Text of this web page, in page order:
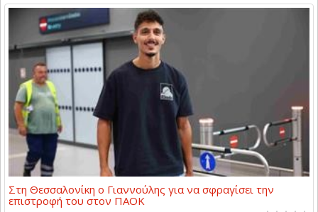
Στη Θεσσαλονίκη ο Γιαννούλης για να σφραγίσει την
επιστροφή του στον ΠΑΟΚ